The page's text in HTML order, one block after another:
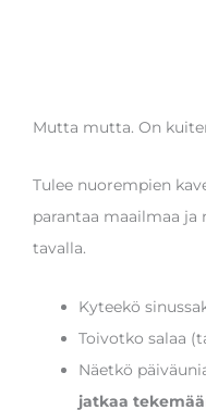
Mutta mutta. On
Tulee nuorempien
parantaa maailmaa ja
tavalla.
Kyteekö
Toivotko salaa
Näetkö
jatkaa